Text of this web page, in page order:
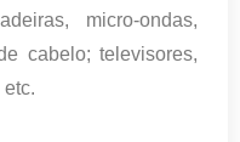
micro-ondas,
cabelo; televisores,